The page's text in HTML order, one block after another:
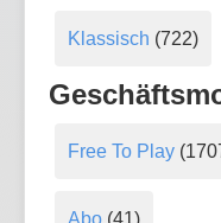
Klassisch (722)
Free To Play
Abo(41)